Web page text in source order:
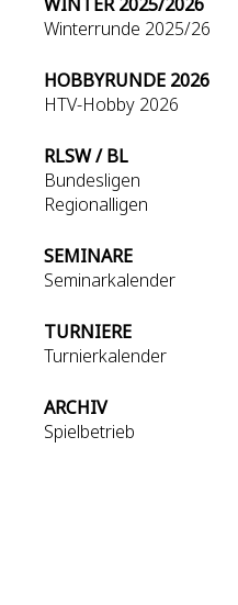
Winterrunde 2025/26
HOBBYRUNDE 2026
HTV-Hobby 2026
RLSW / BL
Bundesligen
Regionalligen
SEMINARE
Seminarkalender
TURNIERE
Turnierkalender
ARCHIV
Spielbetrieb